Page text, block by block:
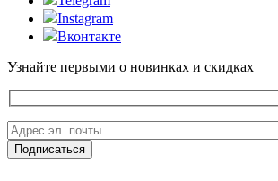
Instagram
Вконтакте
Узнайте первыми о новинках и скидках